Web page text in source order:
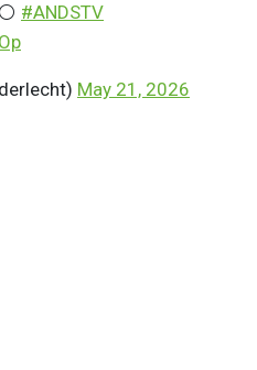
#ANDSTV
May 21, 2026